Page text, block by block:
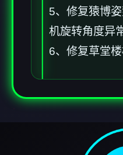
5、修复猿博
机旋转角度异
6、修复草堂